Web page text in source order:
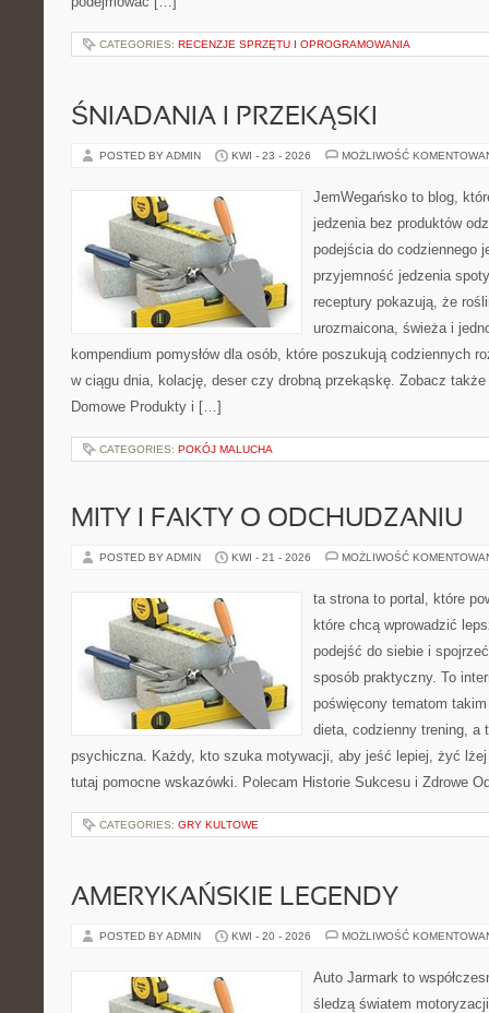
CATEGORIES: RECENZJE SPRZĘTU I OPROGRAMOWANIA
ŚNIADANIA I PRZEKĄSKI
POSTED BY ADMIN KWI - 23 - 2026 MOŻLIWOŚĆ
JemWegańsko to blog,
jedzenia bez produktów
podejścia do codziennego
przyjemność jedzenia
receptury pokazują, że
urozmaicona, świeża i
kompendium pomysłów dla osób, które poszukują codziennych
w ciągu dnia, kolację, deser czy drobną przekąskę. Zobacz
Domowe Produkty i […]
CATEGORIES: POKÓJ MALUCHA
MITY I FAKTY O ODCHUDZANIU
POSTED BY ADMIN KWI - 21 - 2026 MOŻLIWOŚĆ
ta strona to portal, które
które chcą wprowadzić
podejść do siebie i
sposób praktyczny. To
poświęcony tematom
dieta, codzienny trening, a
psychiczna. Każdy, kto szuka motywacji, aby jeść lepiej, żyć
tutaj pomocne wskazówki. Polecam Historie Sukcesu i Zdrowe
CATEGORIES: GRY KULTOWE
AMERYKAŃSKIE LEGENDY
POSTED BY ADMIN KWI - 20 - 2026 MOŻLIWOŚĆ
Auto Jarmark to
śledzą światem